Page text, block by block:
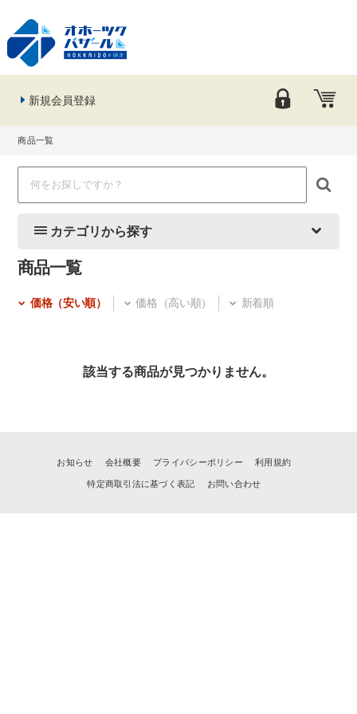
新規会員登録
商品一覧
カテゴリから探す
商品一覧
価格（安い順） 価格（高い順） 新着順
該当する商品が見つかりません。
お知らせ 会社概要 プライバシーポリシー 利用規約
特定商取引法に基づく表記 お問い合わせ